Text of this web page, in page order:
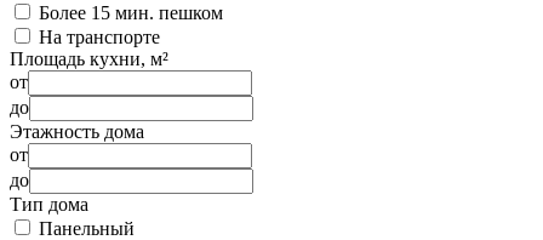
Более 15 мин. пешком
На транспорте
Площадь кухни, м²
от
до
Этажность дома
от
до
Тип дома
Панельный